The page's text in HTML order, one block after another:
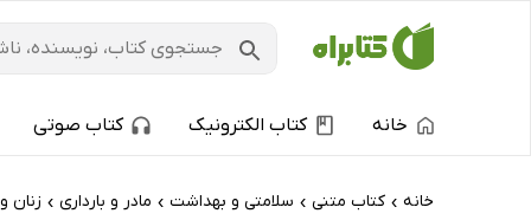
خانه کتاب الکترونیک کتاب صوتی
خانه › کتاب‌ متنی › سلامتی و بهداشت › مادر و بارداری › زنان